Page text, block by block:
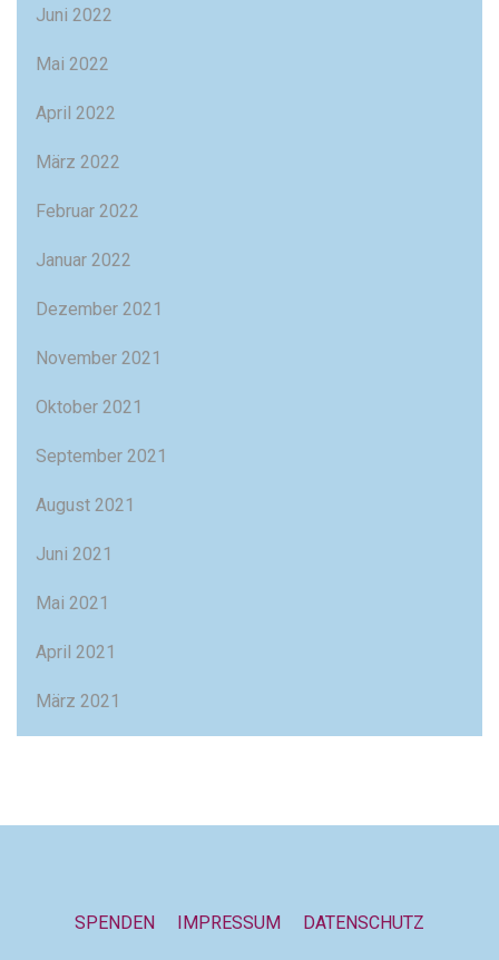
Juni 2022
Mai 2022
April 2022
März 2022
Februar 2022
Januar 2022
Dezember 2021
November 2021
Oktober 2021
September 2021
August 2021
Juni 2021
Mai 2021
April 2021
März 2021
SPENDEN IMPRESSUM DATENSCHUTZ